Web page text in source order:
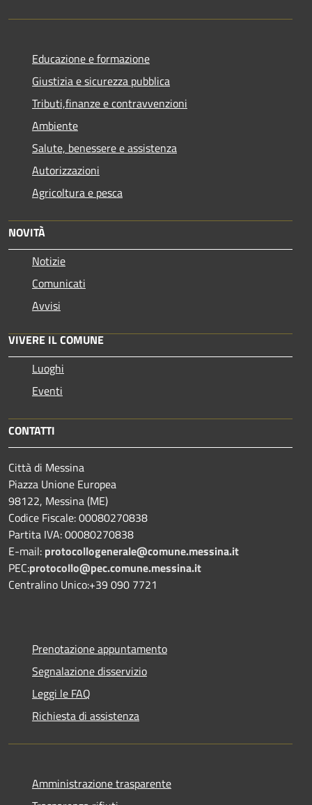
Educazione e formazione
Giustizia e sicurezza pubblica
Tributi,finanze e contravvenzioni
Ambiente
Salute, benessere e assistenza
Autorizzazioni
Agricoltura e pesca
NOVITÀ
Notizie
Comunicati
Avvisi
VIVERE IL COMUNE
Luoghi
Eventi
CONTATTI
Città di Messina
Piazza Unione Europea
98122, Messina (ME)
Codice Fiscale: 00080270838
Partita IVA: 00080270838
E-mail: protocollogenerale@comune.messina.it
PEC:protocollo@pec.comune.messina.it
Centralino Unico:+39 090 7721
Prenotazione appuntamento
Segnalazione disservizio
Leggi le FAQ
Richiesta di assistenza
Amministrazione trasparente